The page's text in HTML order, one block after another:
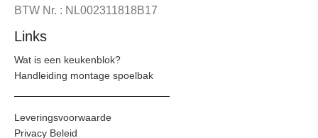
BTW Nr. : NL002311818B17
Links
Wat is een keukenblok?
Handleiding montage spoelbak
Leveringsvoorwaarde
Privacy Beleid